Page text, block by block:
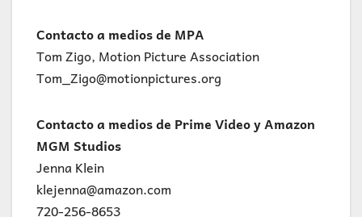
Contacto a medios de MPA
Tom Zigo, Motion Picture Association
Tom_Zigo@motionpictures.org
Contacto a medios de Prime Video y Amazon
MGM Studios
Jenna Klein
klejenna@amazon.com
720-256-8653